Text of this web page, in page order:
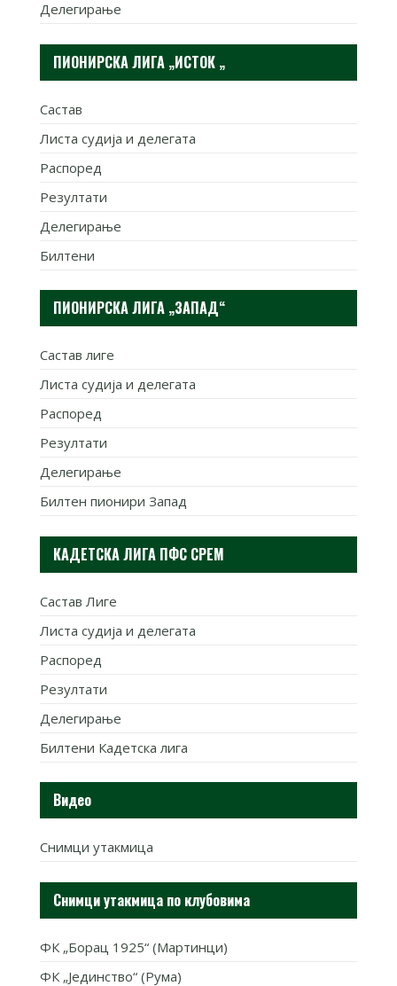
Делегирање
ПИОНИРСКА ЛИГА „ИСТОК „
Састав
Листа судија и делегата
Распоред
Резултати
Делегирање
Билтени
ПИОНИРСКА ЛИГА „ЗАПАД“
Састав лиге
Листа судија и делегата
Распоред
Резултати
Делегирање
Билтен пионири Запад
КАДЕТСКА ЛИГА ПФС СРЕМ
Састав Лиге
Листа судија и делегата
Распоред
Резултати
Делегирање
Билтени Кадетска лига
Видео
Снимци утакмица
Снимци утакмица по клубовима
ФК „Борац 1925“ (Мартинци)
ФК „Јединство“ (Рума)